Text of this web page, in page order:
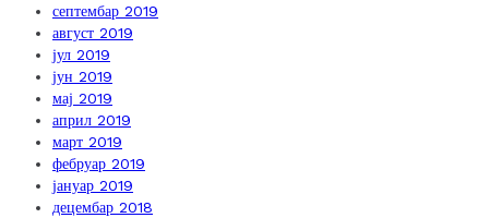
септембар 2019
август 2019
јул 2019
јун 2019
мај 2019
април 2019
март 2019
фебруар 2019
јануар 2019
децембар 2018